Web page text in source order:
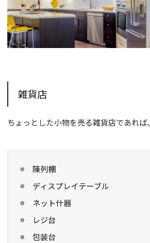
雑貨店
ちょっとした小物を売る雑貨店であれば、
陳列棚
ディスプレイテーブル
ネット什器
レジ台
包装台